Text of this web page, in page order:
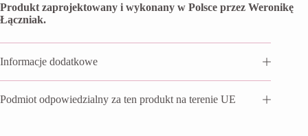
Produkt zaprojektowany i wykonany w Polsce przez Weronikę
Łączniak.
Informacje dodatkowe
Podmiot odpowiedzialny za ten produkt na terenie UE